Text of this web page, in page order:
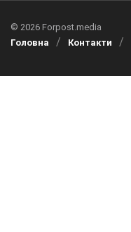
© 2026 Forpost.media
Головна
Контакти